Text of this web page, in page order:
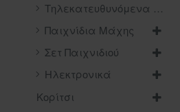
Παιχνίδια Μάχης
Σετ Παιχνιδιού
Ηλεκτρονικά
Κορίτσι